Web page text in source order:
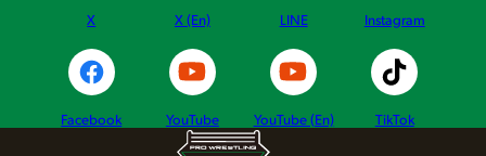
X X (En) LINE Instagram
Facebook YouTube YouTube (En) TikTok